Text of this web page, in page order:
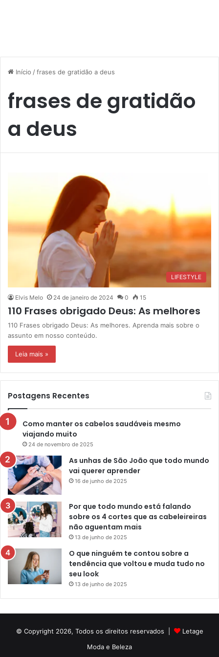
Início /frases de gratidão a deus
frases de gratidão
a deus
LIFESTYLE
Elvis Melo 24 de janeiro de 2024 0 15
110 Frases obrigado Deus: As melhores
110 Frases obrigado Deus: As melhores. Aprenda mais sobre o
assunto em nosso conteúdo.
Leia mais »
Postagens Recentes
Como manter os cabelos saudáveis mesmo
viajando muito
24 de novembro de 2025
As unhas de São João que todo mundo
vai querer aprender
16 de junho de 2025
Por que todo mundo está falando
sobre os 4 cortes que as cabeleireiras
não aguentam mais
13 de junho de 2025
O que ninguém te contou sobre a
tendência que voltou e muda tudo no
seu look
13 de junho de 2025
© Copyright 2026, Todos os direitos reservados |
Letage
Moda e Beleza